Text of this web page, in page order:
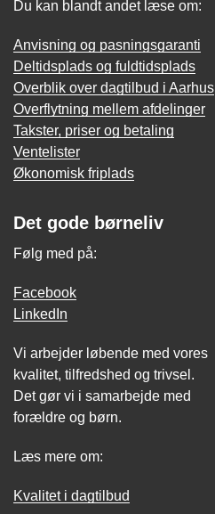
Du kan blandt andet læse om:
Anvisning og pasningsgaranti
Deltidsplads og fuldtidsplads
Overblik over dagtilbud i Aarhus
Overflytning mellem afdelinger
Takster, priser og betaling
Ventelister
Økonomisk friplads
Det gode børneliv
Følg med på:
Facebook
LinkedIn
Vi arbejder løbende med vores
kvalitet, tilfredshed og trivsel.
Det gør vi i samarbejde med
forældre og børn.
Læs mere om:
Kvalitet i dagtilbud